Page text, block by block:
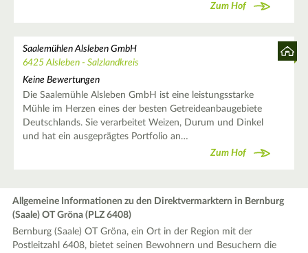
Zum Hof
Saalemühlen Alsleben GmbH
6425 Alsleben - Salzlandkreis
Keine Bewertungen
Die Saalemühle Alsleben GmbH ist eine leistungsstarke
Mühle im Herzen eines der besten Getreideanbaugebiete
Deutschlands. Sie verarbeitet Weizen, Durum und Dinkel
und hat ein ausgeprägtes Portfolio an…
Zum Hof
Allgemeine Informationen zu den Direktvermarktern in Bernburg
(Saale) OT Gröna (PLZ 6408)
Bernburg (Saale) OT Gröna, ein Ort in der Region mit der
Postleitzahl 6408, bietet seinen Bewohnern und Besuchern die